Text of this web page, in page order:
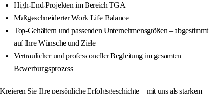
High-End-Projekten im Bereich TGA
Maßgeschneiderter Work-Life-Balance
Top-Gehältern und passenden Unternehmensgrößen – abgestimmt
auf Ihre Wünsche und Ziele
Vertraulicher und professioneller Begleitung im gesamten
Bewerbungsprozess
Kreieren Sie Ihre persönliche Erfolgsgeschichte – mit uns als starkem